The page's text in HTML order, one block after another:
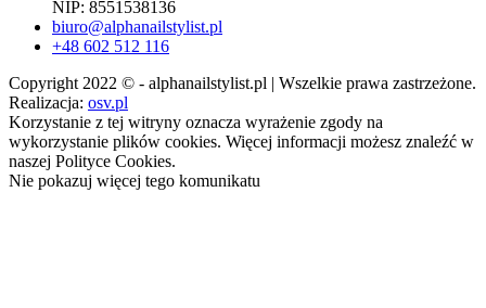
NIP: 8551538136
biuro@alphanailstylist.pl
+48 602 512 116
Copyright 2022 © - alphanailstylist.pl | Wszelkie prawa zastrzeżone.
Realizacja: osv.pl
Korzystanie z tej witryny oznacza wyrażenie zgody na
wykorzystanie plików cookies. Więcej informacji możesz znaleźć w
naszej Polityce Cookies.
Nie pokazuj więcej tego komunikatu